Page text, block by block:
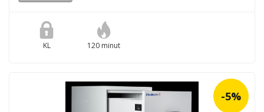
KL 120 minut
-5%